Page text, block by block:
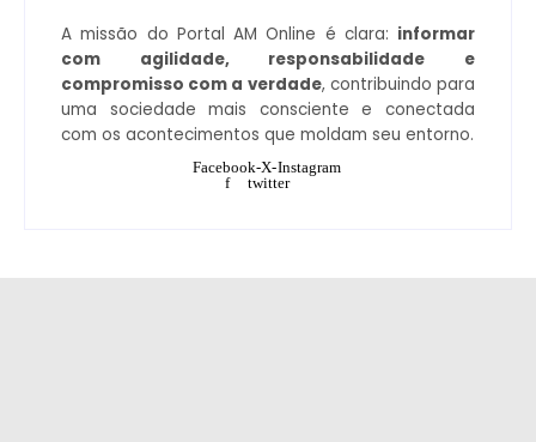
A missão do Portal AM Online é clara: informar
com agilidade, responsabilidade e
compromisso com a verdade, contribuindo para
uma sociedade mais consciente e conectada
com os acontecimentos que moldam seu entorno.
Facebook-
f
X-
twitter
Instagram